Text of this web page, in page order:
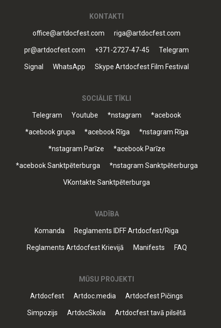
KONTAKTI
office@artdocfest.com riga@artdocfest.com
pr@artdocfest.com +371-2727-47-45 Telegram
Signal WhatsApp Skype Artdocfest Film Festival
SOCIĀLIE TĪKLI
Telegram Youtube *nstagram *acebook
*acebook grupa *acebook Rīga *nstagram Rīga
*nstagram Parīze *acebook Parīze
*acebook Sanktpēterburga *nstagram Sanktpēterburga
VKontakte Sanktpēterburga
VADĪBA
Komanda Reglaments IDFF Artdocfest/Riga
Reglaments Artdocfest Krievijā Manifests FAQ
MŪSU PROJEKTI
Artdocfest Artdoc.media Artdocfest Pičings
Simpozijs ArtdocSkola Artdocfest tavā pilsētā